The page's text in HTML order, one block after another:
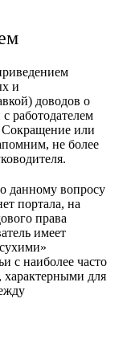
и
доводов о
работодателем
Сокращение или
не более
данному вопросу
портала, на
права
имеет
с наиболее часто
характерными для